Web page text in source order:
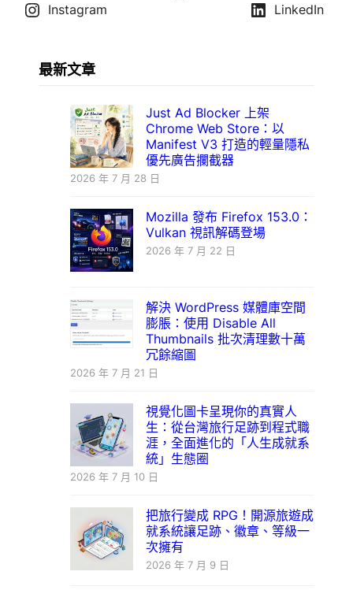
Instagram
LinkedIn
最新文章
Just Ad Blocker 上架
Chrome Web Store：以
Manifest V3 打造的輕量隱私
優先廣告攔截器
2026 年 7 月 28 日
Mozilla 發布 Firefox 153.0：
Vulkan 視訊解碼登場
2026 年 7 月 22 日
解決 WordPress 媒體庫空間
膨脹：使用 Disable All
Thumbnails 批次清理數十萬
冗餘縮圖
2026 年 7 月 21 日
視覺化圖卡呈現你的真實人
生：從台灣旅行足跡到程式職
涯，全面進化的「人生成就系
統」生態圈
2026 年 7 月 10 日
把旅行變成 RPG！開源旅遊成
就系統讓足跡、徽章、等級一
次擁有
2026 年 7 月 9 日